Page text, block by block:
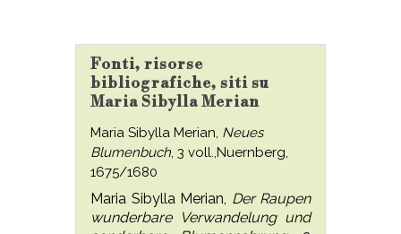
Fonti, risorse
bibliografiche, siti su
Maria Sibylla Merian
Maria Sibylla Merian, Neues
Blumenbuch, 3 voll.,Nuernberg,
1675/1680
Maria Sibylla Merian, Der Raupen
wunderbare Verwandelung und